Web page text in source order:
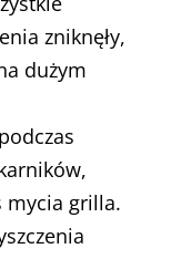
zniknęły,
dużym
mycia grilla.